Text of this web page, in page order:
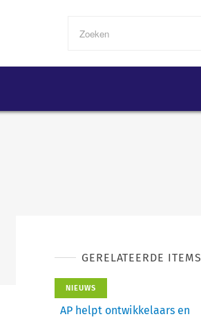
GERELATEERDE ITEMS
NIEUWS
AP helpt ontwikkelaars en